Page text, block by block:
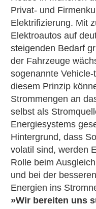
Privat- und
Elektrifizierung. Mit
Elektroautos auf
steigenden Bedarf
der Fahrzeuge
sogenannte
diesem Prinzip
Strommengen an
selbst als
Energiesystems
Hintergrund, dass
volatil sind, werden
Rolle beim
und bei der
Energien ins
»Wir bereiten uns